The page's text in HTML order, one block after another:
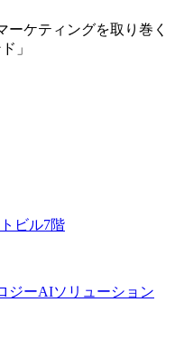
ーケティングを取り巻く
」
ビル7階
ジーAIソリューション